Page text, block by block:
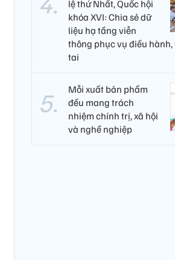
lệ thứ Nhất, Quốc hội
khóa XVI: Chia sẻ dữ
liệu hạ tầng viễn
thông phục vụ điều
tai
Mỗi xuất bản phẩm
đều mang trách
nhiệm chính trị, xã hội
và nghề nghiệp